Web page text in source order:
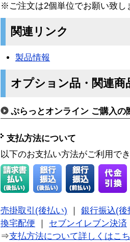
※ご注文は2個単位でお願い致し
関連リンク
製品情報
オプション品・関連商
ぷらっとオンライン ご購入の
支払方法について
以下のお支払い方法がご利用で
売掛取引(後払い)
銀行振込(後
換宅配便
セブンイレブン決済
⇒支払方法について詳しくはこ